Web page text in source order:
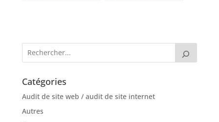
Catégories
Audit de site web / audit de site internet
Autres